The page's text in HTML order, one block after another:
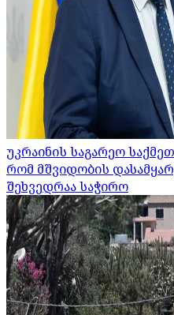
უკრაინის საგარეო
რომ მშვიდობის
შეხვედრაა საჭირო